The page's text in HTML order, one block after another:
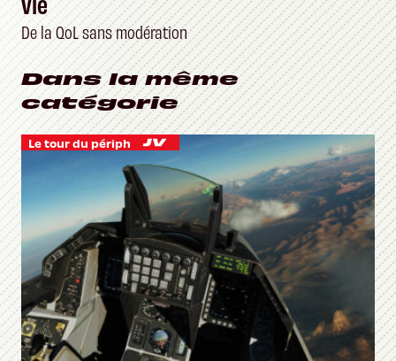
De la QoL sans modération
Dans la même
catégorie
Le tour du périph